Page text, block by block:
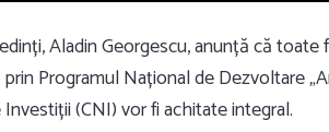
Aladin Georgescu, anunță că
Programul Național de Dezvoltare
(CNI) vor fi achitate integral.